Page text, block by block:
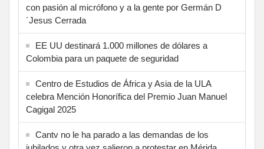
con pasión al micrófono y a la gente por Germán D
´Jesus Cerrada
EE UU destinará 1.000 millones de dólares a
Colombia para un paquete de seguridad
Centro de Estudios de África y Asia de la ULA
celebra Mención Honorífica del Premio Juan Manuel
Cagigal 2025
Cantv no le ha parado a las demandas de los